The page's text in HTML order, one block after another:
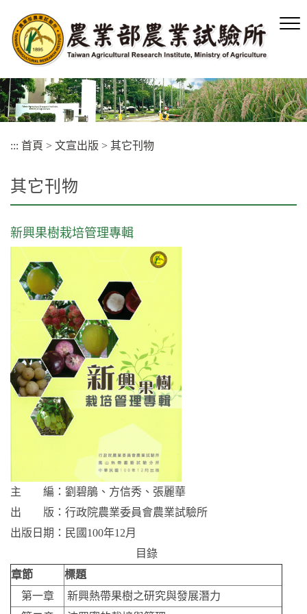
容
區
塊
::: 首頁 > 文宣出版 > 其它刊物
其它刊物
新興果樹栽培管理專輯
主 編：劉碧鵑、方信秀、張麗華
出 版：行政院農業委員會農業試驗所
出版日期：民國100年12月
目錄
章節
標題
第一章
新興熱帶果樹之研究與發展潛力